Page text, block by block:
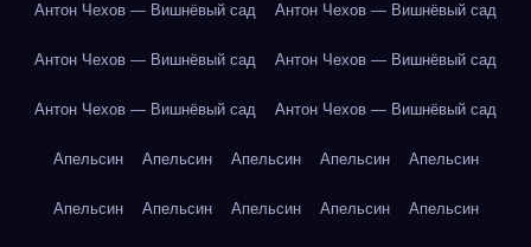
Антон Чехов — Вишнёвый сад Антон Чехов — Вишнёвый сад
Антон Чехов — Вишнёвый сад Антон Чехов — Вишнёвый сад
Антон Чехов — Вишнёвый сад Антон Чехов — Вишнёвый сад
Апельсин Апельсин Апельсин Апельсин Апельсин
Апельсин Апельсин Апельсин Апельсин Апельсин